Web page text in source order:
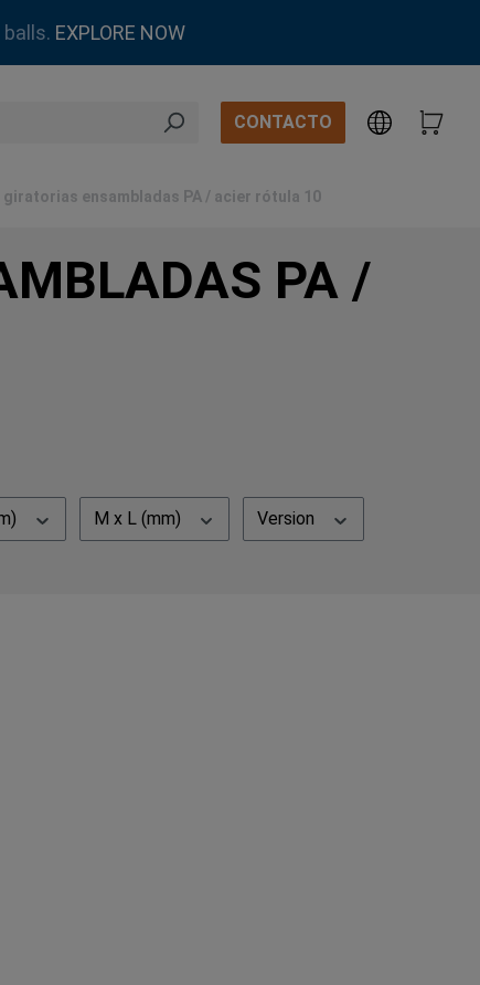
EXPLORE NOW
CONTACTO
giratorias ensambladas PA / acier rótula 10
PA /
M x L (mm) Version